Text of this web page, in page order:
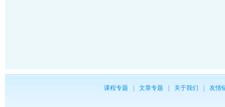
课程专题 文章专题 关于我们 友情